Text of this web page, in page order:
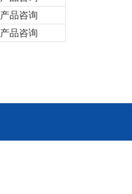
产品咨询
产品咨询